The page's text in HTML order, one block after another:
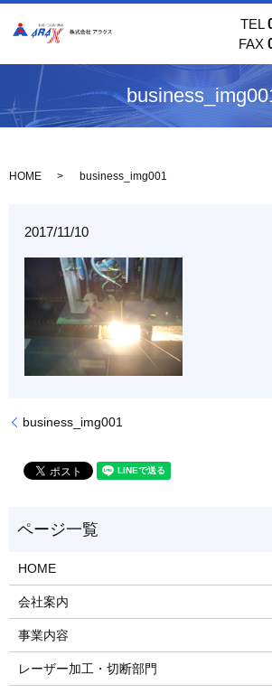
TEL
FAX
HOME business_img001
2017/11/10
business_img001
HOME
会社案内
事業内容
レーザー加工・切断部門